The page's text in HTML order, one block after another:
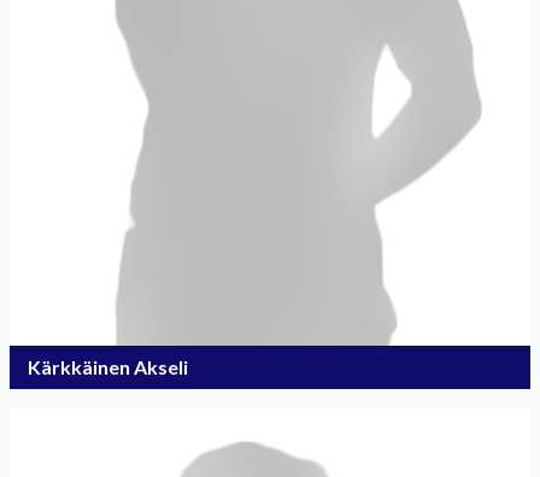
Kärkkäinen Akseli